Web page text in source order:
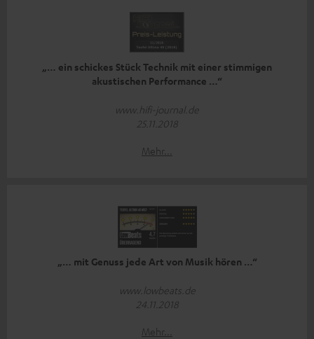
„… ein schickes Stück Technik mit einer stimmigen
akustischen Performance …“
www.hifi-journal.de
25.11.2018
Mehr...
„… mit Genuss jede Art von Musik hören …“
www.lowbeats.de
24.11.2018
Mehr...